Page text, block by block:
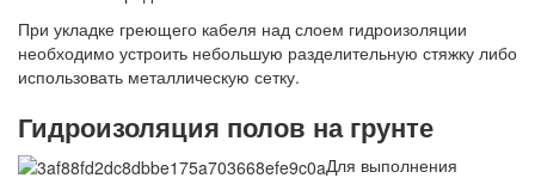
При укладке греющего кабеля над слоем гидроизоляции
необходимо устроить небольшую разделительную стяжку либо
использовать металлическую сетку.
Гидроизоляция полов на грунте
Для выполнения